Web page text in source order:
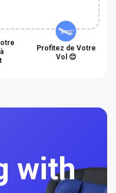
Profitez de Votre
Vol 😊
with